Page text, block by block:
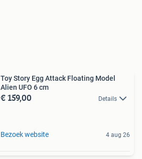
Toy Story Egg Attack Floating Model
Alien UFO 6 cm
€ 159,00 Details
Bezoek website 4 aug 26